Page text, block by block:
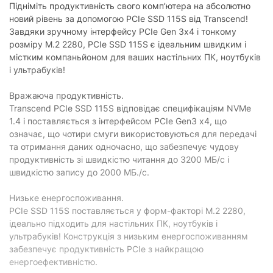
Додатково
IOPS (читання/запис):
250 000/170 000
TBW (ресурс записів):
400 TБ
Серія
Серія:
Фізичні характеристики
Габарити: 80 x 22 x 2.23 мм
Характеристики та комплектація товару можуть змінюватися
виробником без повідомлення.
Підніміть продуктивність свого комп’ютера на абсолютно
новий рівень за допомогою PCIe SSD 115S від Transcend!
Завдяки зручному інтерфейсу PCIe Gen 3x4 і тонкому
розміру M.2 2280, PCIe SSD 115S є ідеальним швидким і
містким компаньйоном для ваших настільних ПК, ноутбуків
і ультрабуків!
Вражаюча продуктивність.
Transcend PCIe SSD 115S відповідає специфікаціям NVMe
1.4 і поставляється з інтерфейсом PCIe Gen3 x4, що
означає, що чотири смуги використовуються для передачі
та отримання даних одночасно, що забезпечує чудову
продуктивність зі швидкістю читання до 3200 МБ/с і
швидкістю запису до 2000 МБ./с.
Низьке енергоспоживання.
PCIe SSD 115S поставляється у форм-факторі M.2 2280,
ідеально підходить для настільних ПК, ноутбуків і
ультрабуків! Конструкція з низьким енергоспоживанням
забезпечує продуктивність PCIe з найкращою
енергоефективністю.